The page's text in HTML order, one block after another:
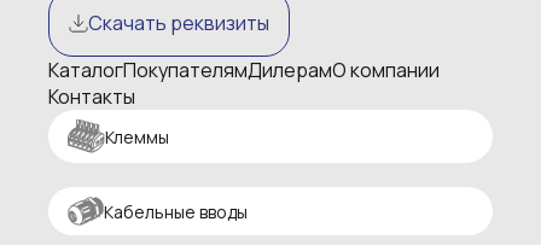
Скачать реквизиты
КаталогПокупателямДилерамО компании
Контакты
Клеммы
Кабельные вводы